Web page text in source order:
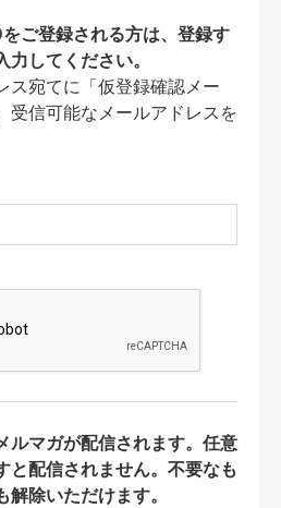
ご登録される方は、登録す
してください。
ス宛てに「仮登録確認メー
受信可能なメールアドレスを
ルマガが配信されます。任意
と配信されません。不要なも
除いただけます。